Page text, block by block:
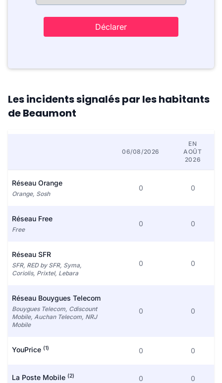
Déclarer
Les incidents signalés par les habitants
de Beaumont
06/08/2026
EN
AOÛT
2026
Réseau Orange
Orange, Sosh
0 0
Réseau Free
Free
0 0
Réseau SFR
SFR, RED by SFR, Syma,
Coriolis, Prixtel, Lebara
0 0
Réseau Bouygues Telecom
Bouygues Telecom, Cdiscount
Mobile, Auchan Telecom, NRJ
Mobile
0 0
YouPrice (1) 0 0
La Poste Mobile (2) 0 0